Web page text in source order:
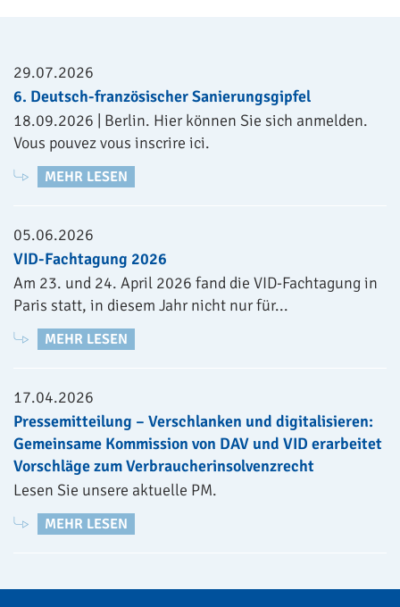
29.07.2026
6. Deutsch-französischer Sanierungsgipfel
18.09.2026 | Berlin. Hier können Sie sich anmelden.
Vous pouvez vous inscrire ici.
MEHR LESEN
05.06.2026
VID-Fachtagung 2026
Am 23. und 24. April 2026 fand die VID-Fachtagung in
Paris statt, in diesem Jahr nicht nur für...
MEHR LESEN
17.04.2026
Pressemitteilung – Verschlanken und digitalisieren:
Gemeinsame Kommission von DAV und VID erarbeitet
Vorschläge zum Verbraucherinsolvenzrecht
Lesen Sie unsere aktuelle PM.
MEHR LESEN